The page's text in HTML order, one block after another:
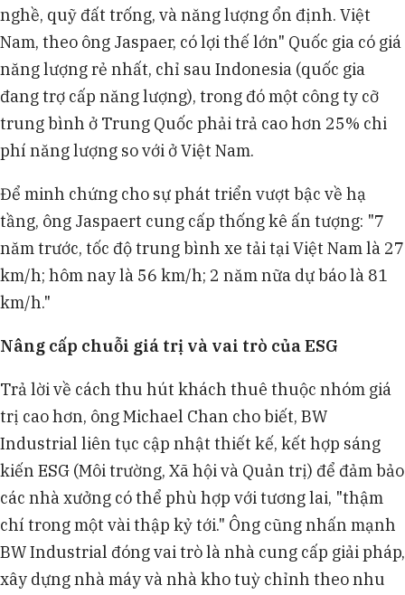
nghề, quỹ đất trống, và năng lượng ổn định. Việt
Nam, theo ông Jaspaer, có lợi thế lớn" Quốc gia có giá
năng lượng rẻ nhất, chỉ sau Indonesia (quốc gia
đang trợ cấp năng lượng), trong đó một công ty cỡ
trung bình ở Trung Quốc phải trả cao hơn 25% chi
phí năng lượng so với ở Việt Nam.
Để minh chứng cho sự phát triển vượt bậc về hạ
tầng, ông Jaspaert cung cấp thống kê ấn tượng: "7
năm trước, tốc độ trung bình xe tải tại Việt Nam là 27
km/h; hôm nay là 56 km/h; 2 năm nữa dự báo là 81
km/h."
Nâng cấp chuỗi giá trị và vai trò của ESG
Trả lời về cách thu hút khách thuê thuộc nhóm giá
trị cao hơn, ông Michael Chan cho biết, BW
Industrial liên tục cập nhật thiết kế, kết hợp sáng
kiến ESG (Môi trường, Xã hội và Quản trị) để đảm bảo
các nhà xưởng có thể phù hợp với tương lai, "thậm
chí trong một vài thập kỷ tới." Ông cũng nhấn mạnh
BW Industrial đóng vai trò là nhà cung cấp giải pháp,
xây dựng nhà máy và nhà kho tuỳ chỉnh theo nhu